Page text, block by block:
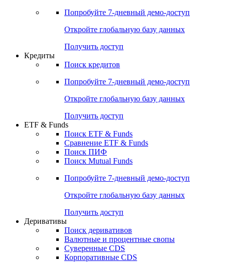
Попробуйте 7-дневный демо-доступ
Откройте глобальную базу данных
Получить доступ
Кредиты
Поиск кредитов
Попробуйте 7-дневный демо-доступ
Откройте глобальную базу данных
Получить доступ
ETF & Funds
Поиск ETF & Funds
Сравнение ETF & Funds
Поиск ПИФ
Поиск Mutual Funds
Попробуйте 7-дневный демо-доступ
Откройте глобальную базу данных
Получить доступ
Деривативы
Поиск деривативов
Валютные и процентные свопы
Суверенные CDS
Корпоративные CDS